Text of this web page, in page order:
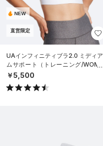
NEW
直営限定
UAインフィニティブラ2.0 ミディア
ムサポート（トレーニング/WOME
N）
￥5,500